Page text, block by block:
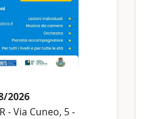
2026
- Via Cuneo, 5 -